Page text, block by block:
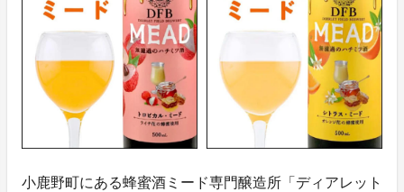
小鹿野町にある蜂蜜酒ミード専門醸造所「ディアレット